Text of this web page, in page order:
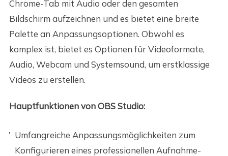
Chrome-Tab mit Audio oder den gesamten
Bildschirm aufzeichnen und es bietet eine breite
Palette an Anpassungsoptionen. Obwohl es
komplex ist, bietet es Optionen für Videoformate,
Audio, Webcam und Systemsound, um erstklassige
Videos zu erstellen.
Hauptfunktionen von OBS Studio:
Umfangreiche Anpassungsmöglichkeiten zum
Konfigurieren eines professionellen Aufnahme-